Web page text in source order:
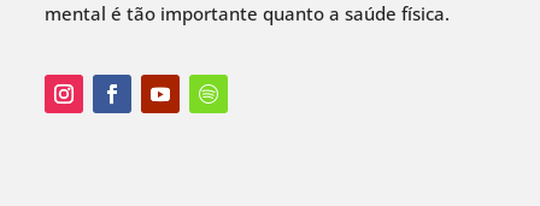
mental é tão importante quanto a saúde física.